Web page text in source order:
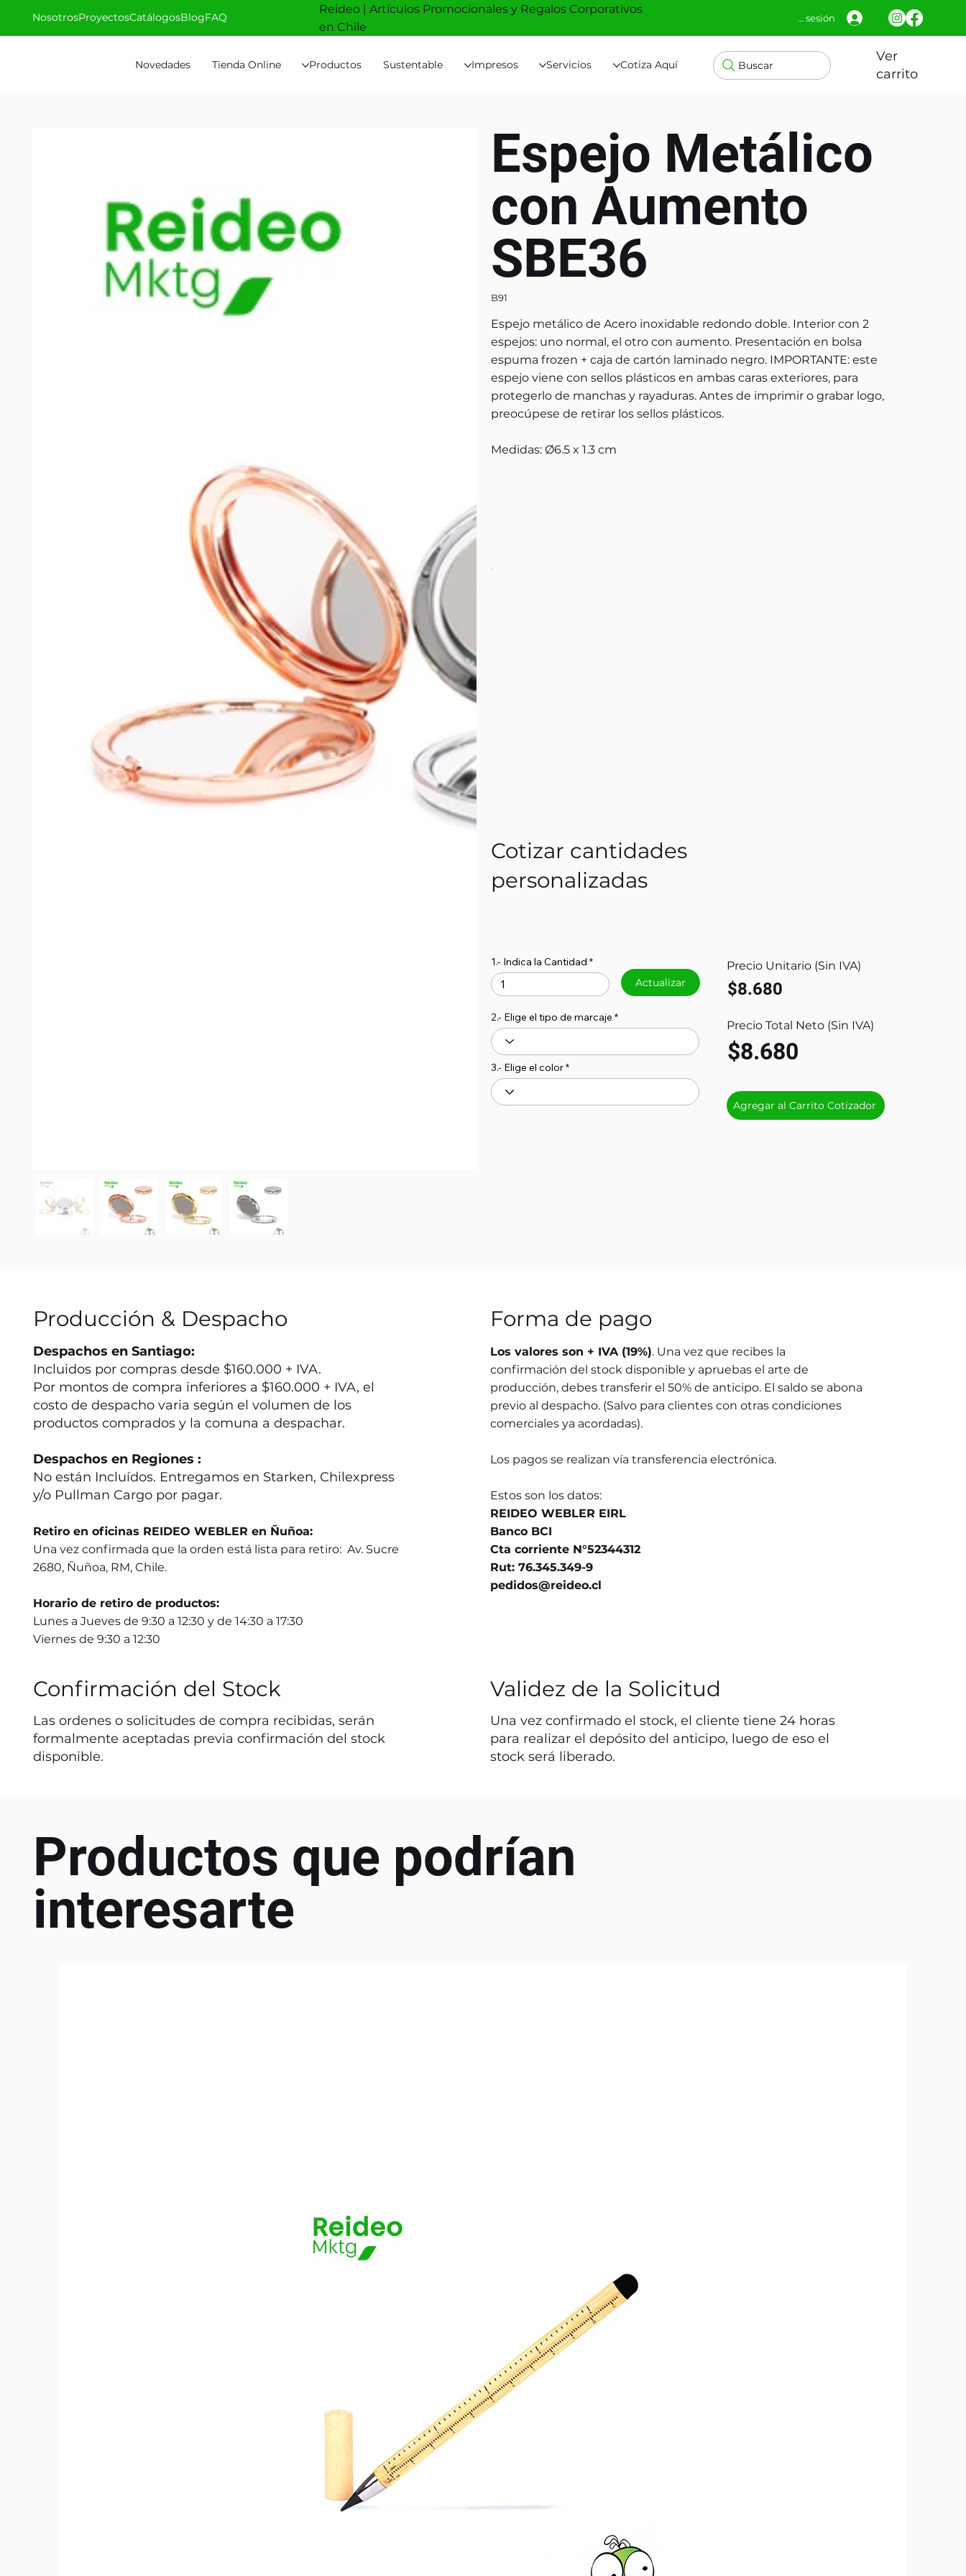
Novedades Tienda Online Productos Sustentable Impresos Servicios Cotiza Aquí Buscar
Ver
carrito
NosotrosProyectosCatálogosBlogFAQ
Reideo | Artículos Promocionales y Regalos Corporativos
en Chile
Iniciar sesión
Espejo Metálico
con Aumento
SBE36
B91
Espejo metálico de Acero inoxidable redondo doble. Interior con 2
espejos: uno normal, el otro con aumento. Presentación en bolsa
espuma frozen + caja de cartón laminado negro. IMPORTANTE: este
espejo viene con sellos plásticos en ambas caras exteriores, para
protegerlo de manchas y rayaduras. Antes de imprimir o grabar logo,
preocúpese de retirar los sellos plásticos.
Medidas: Ø6.5 x 1.3 cm
Cotizar cantidades
personalizadas
1.- Indica la Cantidad
Actualizar
2.- Elige el tipo de marcaje
3.- Elige el color
Precio Unitario (Sin IVA)
$8.680
Precio Total Neto (Sin IVA)
$8.680
Agregar al Carrito Cotizador
Producción & Despacho
Despachos en Santiago:
Incluidos por compras desde $160.000 + IVA.
Por montos de compra inferiores a $160.000 + IVA, el
costo de despacho varia según el volumen de los
productos comprados y la comuna a despachar.
Despachos en Regiones :
No están Incluídos. Entregamos en Starken, Chilexpress
y/o Pullman Cargo por pagar.
Retiro en oficinas REIDEO WEBLER en Ñuñoa:
Una vez confirmada que la orden está lista para retiro: Av. Sucre
2680, Ñuñoa, RM, Chile.
Horario de retiro de productos:
Lunes a Jueves de 9:30 a 12:30 y de 14:30 a 17:30
Viernes de 9:30 a 12:30
Forma de pago
Los valores son + IVA (19%). Una vez que recibes la
confirmación del stock disponible y apruebas el arte de
producción, debes transferir el 50% de anticipo. El saldo se abona
previo al despacho. (Salvo para clientes con otras condiciones
comerciales ya acordadas).
Los pagos se realizan vía transferencia electrónica.
Estos son los datos:
REIDEO WEBLER EIRL
Banco BCI
Cta corriente N°52344312
Rut: 76.345.349-9
pedidos@reideo.cl
Confirmación del Stock
Las ordenes o solicitudes de compra recibidas, serán
formalmente aceptadas previa confirmación del stock
disponible.
Validez de la Solicitud
Una vez confirmado el stock, el cliente tiene 24 horas
para realizar el depósito del anticipo, luego de eso el
stock será liberado.
Productos que podrían
interesarte